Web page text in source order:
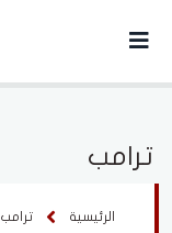
ترامب
الرئيسية ترامب